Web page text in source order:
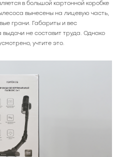
и хранение
весы
камеры катышков
отвертки
стрижки
Зеркала
бритвы
батареи
в большой картонной коробке
вынесены на лицевую часть,
грани. Габариты и вес
выдачи не составит труда. Однако
учтите это.